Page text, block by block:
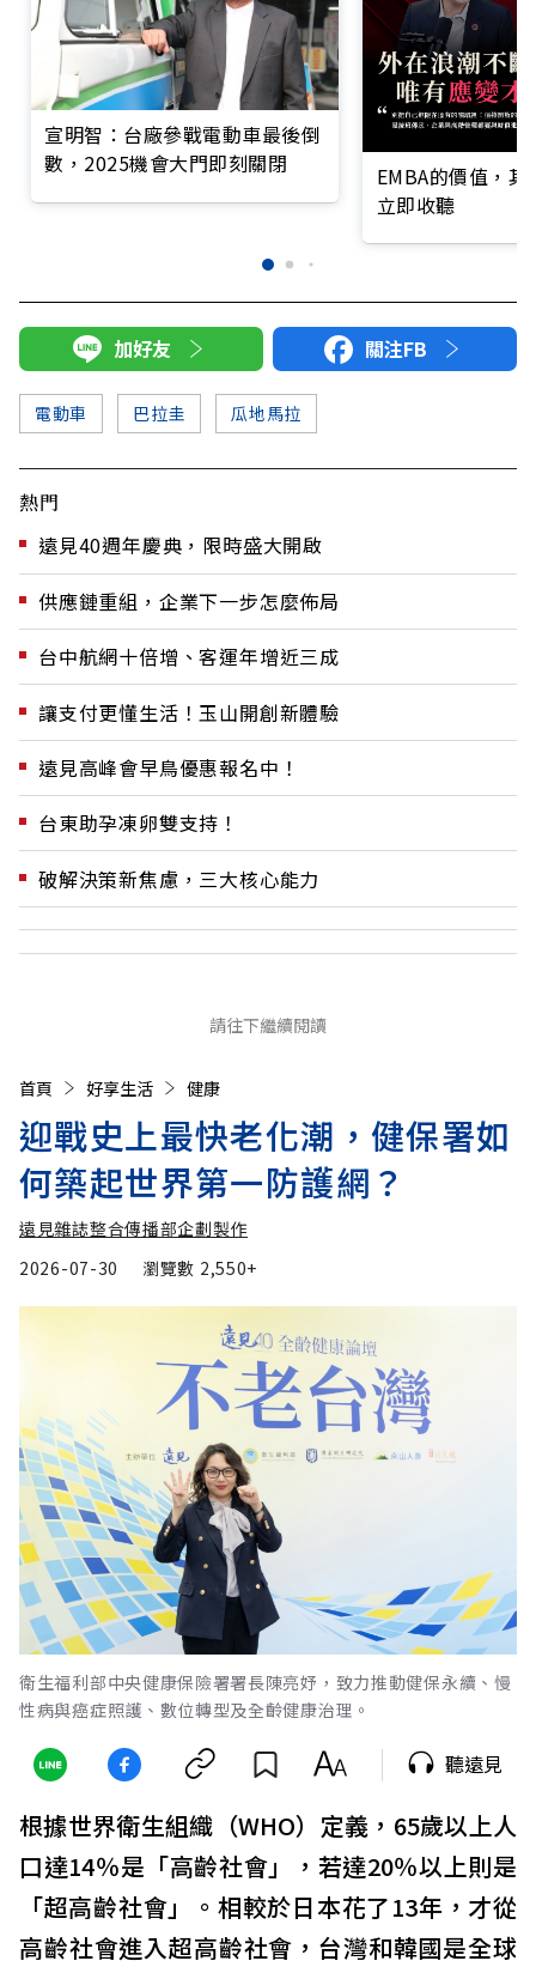
宣明智：台廠參戰電動車最後倒
數，2025機會大門即刻關閉
EMBA的價值，
立即收聽
加好友 關注FB
電動車 巴拉圭 瓜地馬拉
熱門
遠見40週年慶典，限時盛大開啟
供應鏈重組，企業下一步怎麼佈局
台中航網十倍增、客運年增近三成
讓支付更懂生活！玉山開創新體驗
遠見高峰會早鳥優惠報名中！
台東助孕凍卵雙支持！
破解決策新焦慮，三大核心能力
請往下繼續閱讀
首頁 好享生活 健康
迎戰史上最快老化潮，健保署如
何築起世界第一防護網？
遠見雜誌整合傳播部企劃製作
2026-07-30
瀏覽數 2,550+
衛生福利部中央健康保險署署長陳亮妤，致力推動健保永續、慢
性病與癌症照護、數位轉型及全齡健康治理。
聽遠見
根據世界衛生組織（WHO）定義，65歲以上人
口達14％是「高齡社會」，若達20％以上則是
「超高齡社會」。相較於日本花了13年，才從
高齡社會進入超高齡社會，台灣和韓國是全球